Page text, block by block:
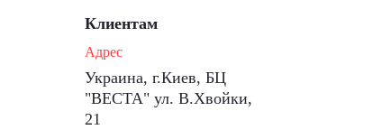
Клиентам
Адрес
Украина, г.Киев, БЦ
"ВЕСТА" ул. В.Хвойки,
21